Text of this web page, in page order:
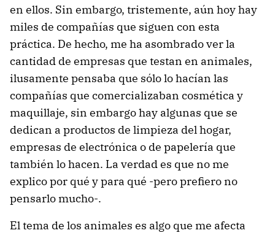
en ellos. Sin embargo, tristemente, aún hoy hay
miles de compañías que siguen con esta
práctica. De hecho, me ha asombrado ver la
cantidad de empresas que testan en animales,
ilusamente pensaba que sólo lo hacían las
compañías que comercializaban cosmética y
maquillaje, sin embargo hay algunas que se
dedican a productos de limpieza del hogar,
empresas de electrónica o de papelería que
también lo hacen. La verdad es que no me
explico por qué y para qué -pero prefiero no
pensarlo mucho-.
El tema de los animales es algo que me afecta